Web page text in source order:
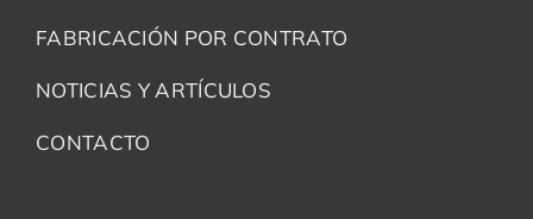
FABRICACIÓN POR CONTRATO
NOTICIAS Y ARTÍCULOS
CONTACTO